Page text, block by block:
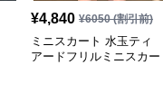
¥4,840 ¥6050(割引前)
ミニスカート 水玉ティ
アードフリルミニスカー